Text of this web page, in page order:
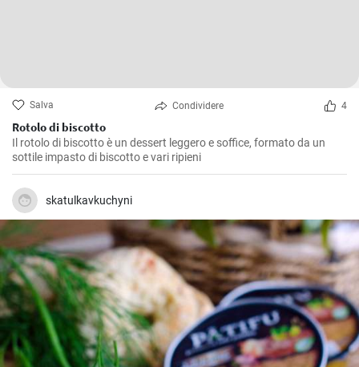
Salva Condividere 4
Rotolo di biscotto
Il rotolo di biscotto è un dessert leggero e soffice, formato da un
sottile impasto di biscotto e vari ripieni
skatulkavkuchyni